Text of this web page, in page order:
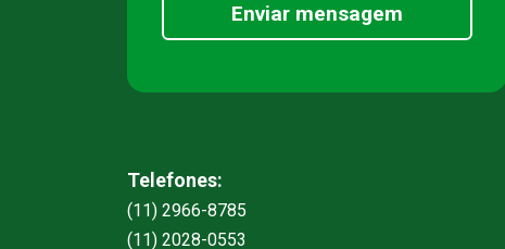
Enviar mensagem
Telefones:
(11) 2966-8785
(11) 2028-0553